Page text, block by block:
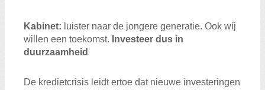
Zoeken:
Kabinet: luister naar de jongere generatie. Ook wíj
willen een toekomst. Investeer dus in
duurzaamheid
De kredietcrisis leidt ertoe dat nieuwe investeringen